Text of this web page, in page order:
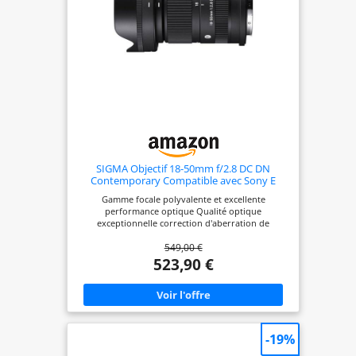
système Canon EOS R
SIGMA Objectif 18-50mm f/2.8 DC DN
Contemporary Compatible avec Sony E
Gamme focale polyvalente et excellente
performance optique Qualité optique
exceptionnelle correction d'aberration de
technologie et alliant performance optique et
compacité
549,00 €
523,90 €
-19%